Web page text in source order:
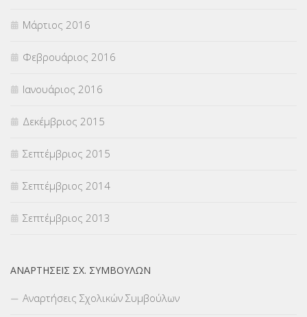
Μάρτιος 2016
Φεβρουάριος 2016
Ιανουάριος 2016
Δεκέμβριος 2015
Σεπτέμβριος 2015
Σεπτέμβριος 2014
Σεπτέμβριος 2013
ΑΝΑΡΤΉΣΕΙΣ ΣΧ. ΣΥΜΒΟΎΛΩΝ
Αναρτήσεις Σχολικών Συμβούλων